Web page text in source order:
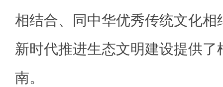
相结合、同中华优秀传统文化相
新时代推进生态文明建设提供了
南。